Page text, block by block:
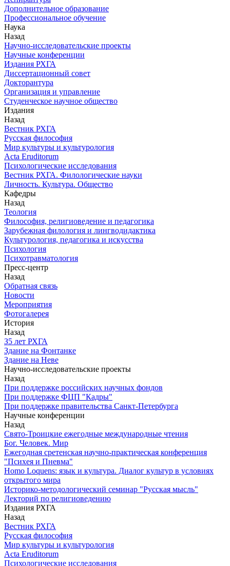
Дополнительное образование
Профессиональное обучение
Наука
Назад
Научно-исследовательские проекты
Научные конференции
Издания РХГА
Диссертационный совет
Докторантура
Организация и управление
Студенческое научное общество
Издания
Назад
Вестник РХГА
Русская философия
Мир культуры и культурология
Acta Eruditorum
Психологические исследования
Вестник РХГА. Филологические науки
Личность. Культура. Общество
Кафедры
Назад
Теология
Философия, религиоведение и педагогика
Зарубежная филология и лингводидактика
Культурология, педагогика и искусства
Психология
Психотравматология
Пресс-центр
Назад
Обратная связь
Новости
Мероприятия
Фотогалерея
История
Назад
З5 лет РХГА
Здание на Фонтанке
Здание на Неве
Научно-исследовательские проекты
Назад
При поддержке российских научных фондов
При поддержке ФЦП "Кадры"
При поддержке правительства Санкт-Петербурга
Научные конференции
Назад
Свято-Троицкие ежегодные международные чтения
Бог. Человек. Мир
Ежегодная сретенская научно-практическая конференция
"Психея и Пневма"
Homo Loquens: язык и культура. Диалог культур в условиях
открытого мира
Историко-методологический семинар "Русская мысль"
Лекторий по религиоведению
Издания РХГА
Назад
Вестник РХГА
Русская философия
Мир культуры и культурология
Acta Eruditorum
Психологические исследования